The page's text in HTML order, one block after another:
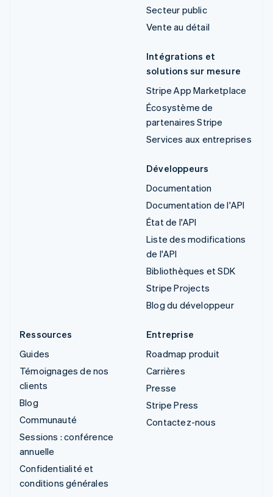
Secteur public
Vente au détail
Intégrations et
solutions sur mesure
Stripe App Marketplace
Écosystème de
partenaires Stripe
Services aux entreprises
Développeurs
Documentation
Documentation de l'API
État de l'API
Liste des modifications
de l'API
Bibliothèques et SDK
Stripe Projects
Blog du développeur
Ressources
Guides
Témoignages de nos
clients
Blog
Communauté
Sessions : conférence
annuelle
Confidentialité et
conditions générales
Entreprise
Roadmap produit
Carrières
Presse
Stripe Press
Contactez-nous